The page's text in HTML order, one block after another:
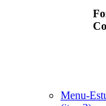
Menu-